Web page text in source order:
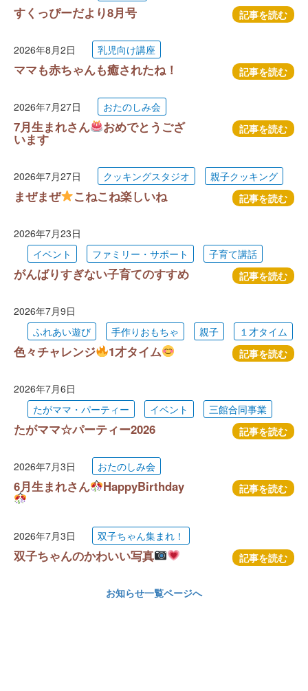
すくっぴーだより8月号 記事を読む
2026年8月2日 乳児向け講座
ママも赤ちゃんも癒されたね！ 記事を読む
2026年7月27日 おたのしみ会
7月生まれさん おめでとうござ
います
記事を読む
2026年7月27日 クッキングスタジオ 親子クッキング
まぜまぜ こねこね楽しいね 記事を読む
2026年7月23日
イベント
ファミリー・サポート 子育て講話
がんばりすぎない子育てのすすめ 記事を読む
2026年7月9日
ふれあい遊び
手作りおもちゃ 親子 １才タイム
色々チャレンジ 1才タイム 記事を読む
2026年7月6日
たがママ・パーティー
イベント 三館合同事業
たがママ☆パーティー2026 記事を読む
2026年7月3日 おたのしみ会
6月生まれさん HappyBirthday 記事を読む
2026年7月3日 双子ちゃん集まれ！
双子ちゃんのかわいい写真 記事を読む
お知らせ一覧ページへ